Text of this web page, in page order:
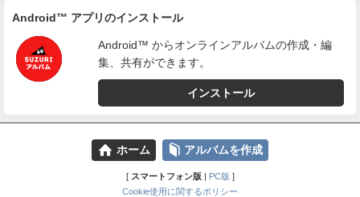
Android™ アプリのインストール
Android™ からオンラインアルバムの作成・編
集、共有ができます。
インストール
⌂ ホーム 📕 アルバムを作成
[ スマートフォン版| PC版 ]
Cookie使用に関するポリシー